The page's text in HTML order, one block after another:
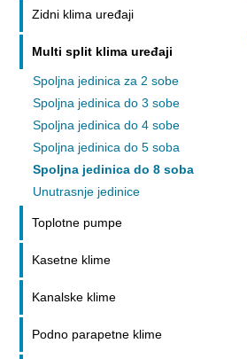
Zidni klima uređaji
Multi split klima uređaji
Spoljna jedinica za 2 sobe
Spoljna jedinica do 3 sobe
Spoljna jedinica do 4 sobe
Spoljna jedinica do 5 soba
Spoljna jedinica do 8 soba
Unutrasnje jedinice
Toplotne pumpe
Kasetne klime
Kanalske klime
Podno parapetne klime